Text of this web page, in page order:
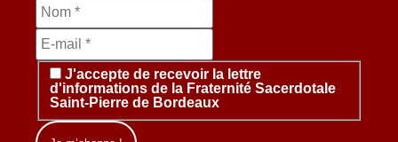
J'accepte de recevoir la lettre
d'informations de la Fraternité Sacerdotale
Saint-Pierre de Bordeaux